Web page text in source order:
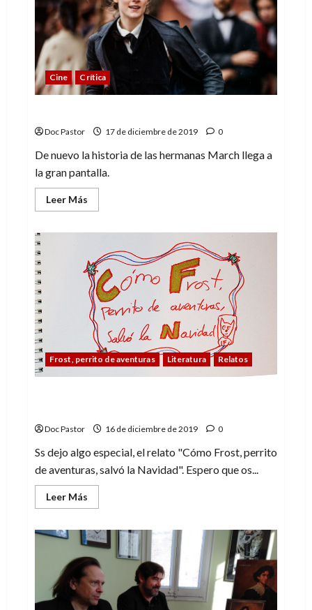
e
irreverente
crítica
al
nazismo
Cine Crítica
Doc Pastor 17 de diciembre de 2019 0
De nuevo la historia de las hermanas March llega a
la gran pantalla.
Leer Más
más
pero
no
emociona
Frost, perrito de aventuras Literatura Relatos
Doc Pastor 16 de diciembre de 2019 0
Ss dejo algo especial, el relato "Cómo Frost, perrito
de aventuras, salvó la Navidad". Espero que os...
Leer Más
más
Cómo
Frost,
perrito
de
aventuras,
salvó
la
Navidad